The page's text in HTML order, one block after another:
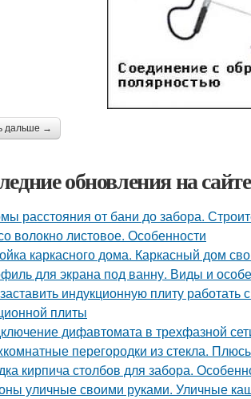
дальше →
обновления на
расстояния от бани до забора.
волокно листовое. Особенности
каркасного дома. Каркасный дом
для экрана под ванну. Виды и
индукционную плиту
плиты
дифавтомата в трехфазной
перегородки из стекла.
кирпича столбов для забора.
уличные своими руками. Уличные